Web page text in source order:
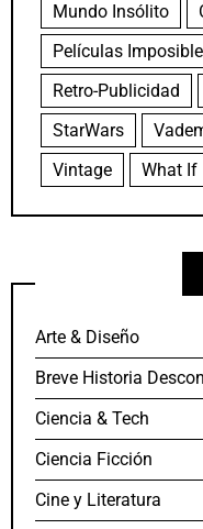
Mundo Insólito
Películas
Retro-Publicidad
StarWars
Vintage
What If
Arte & Diseño
Breve Historia
Ciencia & Tech
Ciencia Ficción
Cine y Literatura